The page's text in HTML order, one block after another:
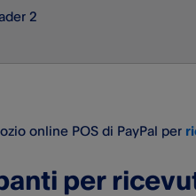
2
online POS di PayPal​ per
per